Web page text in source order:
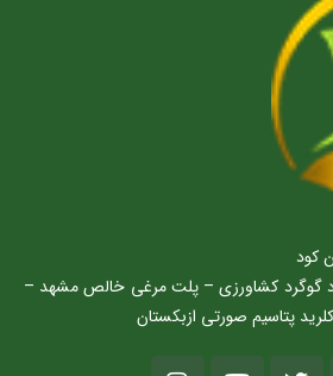
کود
گوگرد کشاورزی – پلت مرغی خالص مشهد –
پتاسیم صورتی ازبکستان